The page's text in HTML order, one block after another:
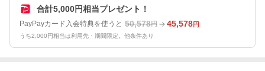
合計5,000円相当プレゼント！
PayPayカード入会特典を使うと 50,578円 45,578円
うち2,000円相当は利用先・期間限定。他条件あり